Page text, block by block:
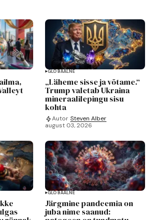
GLOBAALNE
„Läheme sisse ja võtame.“
Trump valetab Ukraina
mineraalilepingu sisu
kohta
Autor Steven Alber
august 03, 2026
GLOBAALNE
Järgmine pandeemia on
juba nime saanud: